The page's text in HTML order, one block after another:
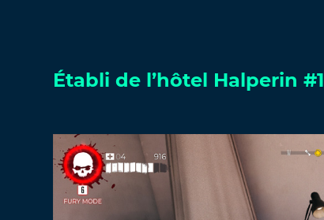
Établi de l’hôtel Halperin #1